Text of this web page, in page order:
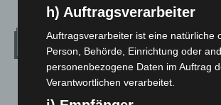
Wetter
LANGENHAGEN
h) Auftragsverarbeiter
Auftragsverarbeiter ist eine natürliche
Person, Behörde, Einrichtung oder
personenbezogene Daten im Auftrag
Verantwortlichen verarbeitet.